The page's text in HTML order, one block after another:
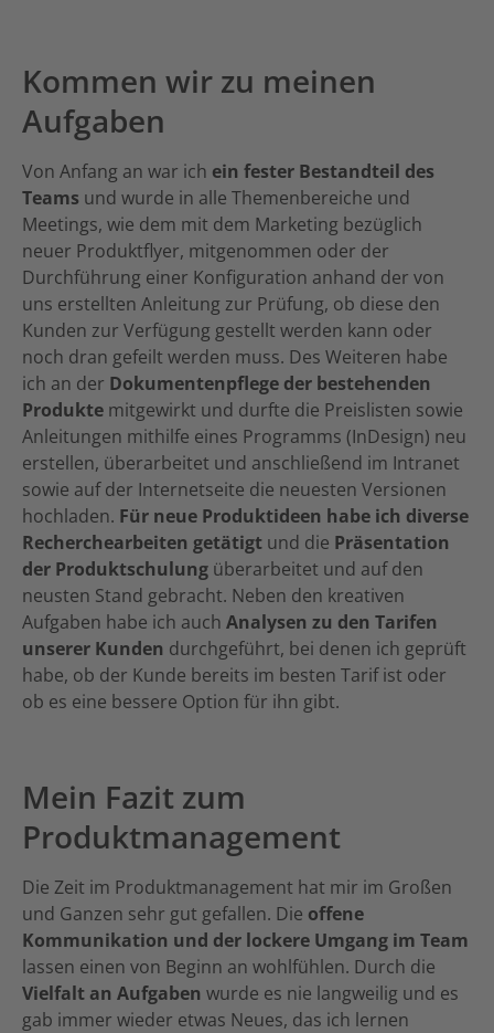
Kommen wir zu meinen
Aufgaben
Von Anfang an war ich ein fester Bestandteil des
Teams und wurde in alle Themenbereiche und
Meetings, wie dem mit dem Marketing bezüglich
neuer Produktflyer, mitgenommen oder der
Durchführung einer Konfiguration anhand der von
uns erstellten Anleitung zur Prüfung, ob diese den
Kunden zur Verfügung gestellt werden kann oder
noch dran gefeilt werden muss. Des Weiteren habe
ich an der Dokumentenpflege der bestehenden
Produkte mitgewirkt und durfte die Preislisten sowie
Anleitungen mithilfe eines Programms (InDesign) neu
erstellen, überarbeitet und anschließend im Intranet
sowie auf der Internetseite die neuesten Versionen
hochladen. Für neue Produktideen habe ich diverse
Recherchearbeiten getätigt und die Präsentation
der Produktschulung überarbeitet und auf den
neusten Stand gebracht. Neben den kreativen
Aufgaben habe ich auch Analysen zu den Tarifen
unserer Kunden durchgeführt, bei denen ich geprüft
habe, ob der Kunde bereits im besten Tarif ist oder
ob es eine bessere Option für ihn gibt.
Mein Fazit zum
Produktmanagement
Die Zeit im Produktmanagement hat mir im Großen
und Ganzen sehr gut gefallen. Die offene
Kommunikation und der lockere Umgang im Team
lassen einen von Beginn an wohlfühlen. Durch die
Vielfalt an Aufgaben wurde es nie langweilig und es
gab immer wieder etwas Neues, das ich lernen